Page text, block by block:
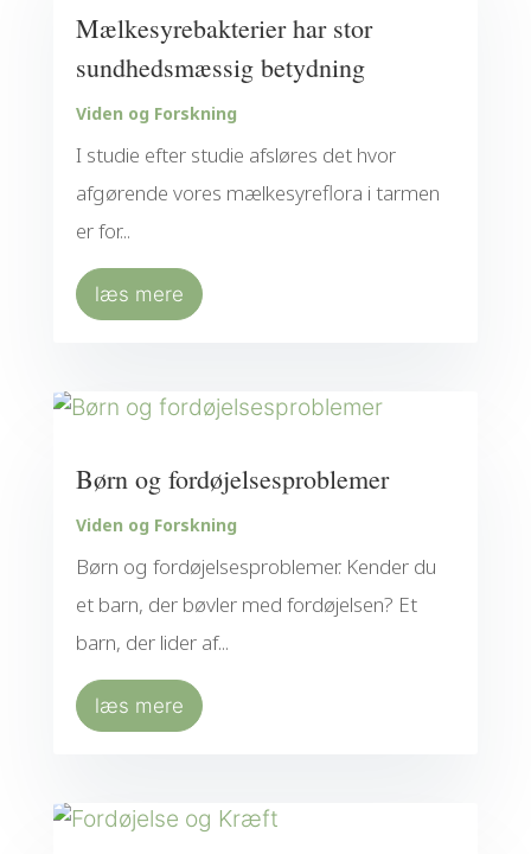
Mælkesyrebakterier har stor
sundhedsmæssig betydning
Viden og Forskning
I studie efter studie afsløres det hvor
afgørende vores mælkesyreflora i tarmen
er for...
læs mere
Børn og fordøjelsesproblemer
Viden og Forskning
Børn og fordøjelsesproblemer. Kender du
et barn, der bøvler med fordøjelsen? Et
barn, der lider af...
læs mere